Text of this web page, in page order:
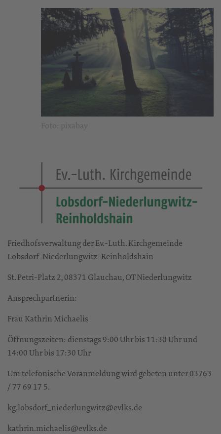
Friedhofsverwaltung der Ev.-Luth. Kirchgemeinde
Lobsdorf-Niederlungwitz-Reinholdshain
St. Petri-Platz 2, 08371 Glauchau, OT Niederlungwitz
Ansprechpartnerin:
Frau Kathrin Michaelis
Öffnungszeiten: dienstags 9:00 Uhr bis 11:30 Uhr und
14:00 Uhr bis 17:30 Uhr
Um telefonische Voranmeldung wird gebeten unter 03763
/ 77 69 17 5.
kg.lobsdorf_niederlungwitz@evlks.de
kathrin.michaelis@evlks.de